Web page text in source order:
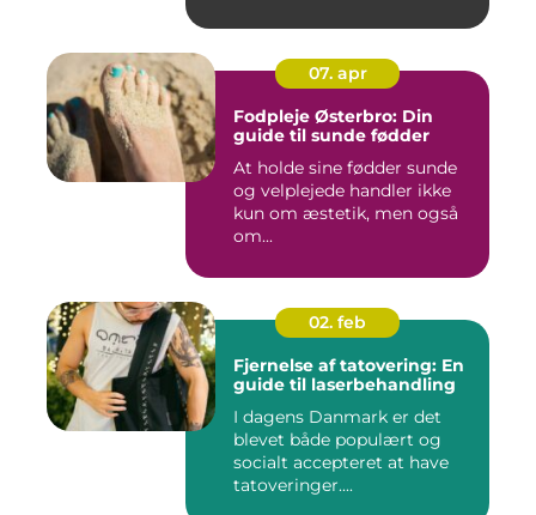
07. apr
Fodpleje Østerbro: Din
guide til sunde fødder
At holde sine fødder sunde
og velplejede handler ikke
kun om æstetik, men også
om...
02. feb
Fjernelse af tatovering: En
guide til laserbehandling
I dagens Danmark er det
blevet både populært og
socialt accepteret at have
tatoveringer....